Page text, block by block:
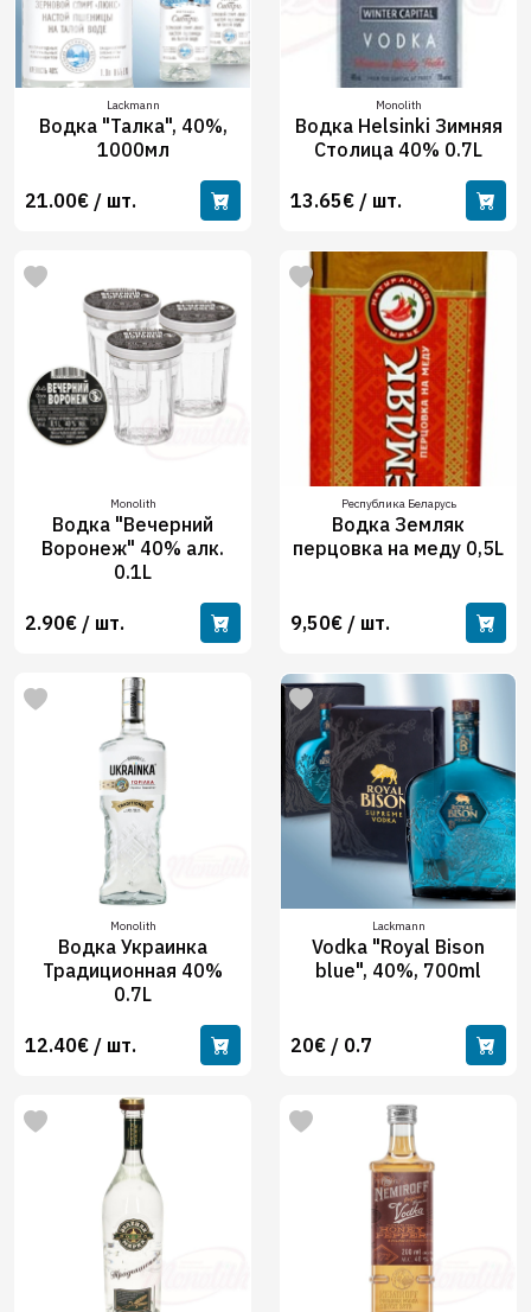
Lackmann
Водка "Талка", 40%,
1000мл
21.00€ / шт.
Monolith
Водка Helsinki Зимняя
Столица 40% 0.7L
13.65€ / шт.
Monolith
Водка "Вечерний
Воронеж" 40% алк.
0.1L
2.90€ / шт.
Республика Беларусь
Водка Земляк
перцовка на меду 0,5L
9,50€ / шт.
Monolith
Водка Украинка
Традиционная 40%
0.7L
12.40€ / шт.
Lackmann
Vodka "Royal Bison
blue", 40%, 700ml
20€ / 0.7